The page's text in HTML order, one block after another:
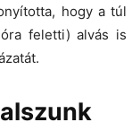
hogy a túl
feletti) alvás is